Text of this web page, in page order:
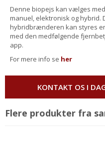
Denne biopejs kan vælges
manuel, elektronisk og hybrid.
hybridbrænderen kan styres
med den medfølgende
app.
For mere info se her
KONTAKT OS I
Flere produkter fra